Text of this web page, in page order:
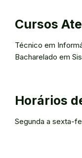
Cursos
Técnico em
Bacharelado em
Horários
Segunda a sexta-